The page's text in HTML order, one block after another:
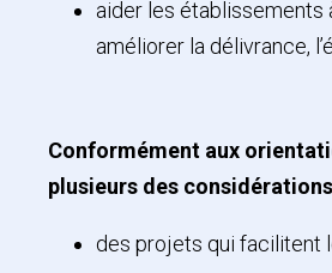
aider les établissements
améliorer la délivrance,
Conformément aux
plusieurs des
des projets qui facilitent